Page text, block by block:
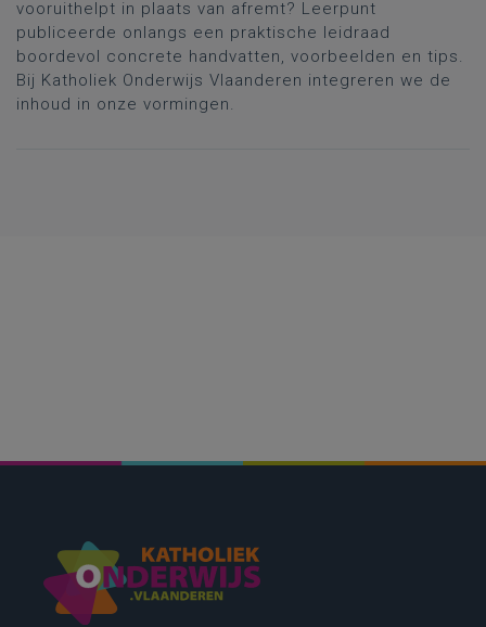
vooruithelpt in plaats van afremt? Leerpunt
publiceerde onlangs een praktische leidraad
boordevol concrete handvatten, voorbeelden en tips.
Bij Katholiek Onderwijs Vlaanderen integreren we de
inhoud in onze vormingen.